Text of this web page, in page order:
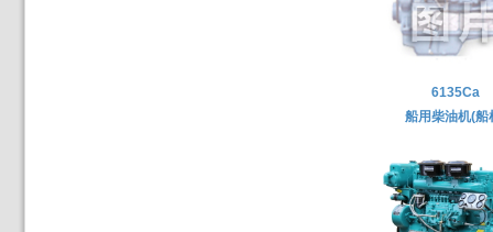
6135Ca
船用柴油机(船